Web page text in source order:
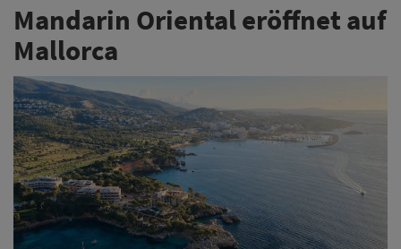
Mandarin Oriental eröffnet auf
Mallorca